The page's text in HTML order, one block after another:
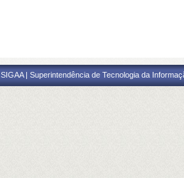
SIGAA | Superintendência de Tecnologia da